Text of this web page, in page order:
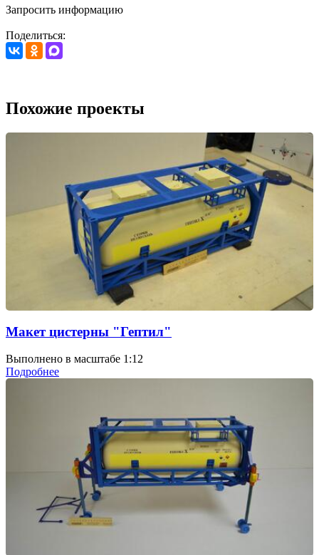
Запросить информацию
Поделиться:
Похожие проекты
Макет цистерны "Гептил"
Выполнено в масштабе 1:12
Подробнее